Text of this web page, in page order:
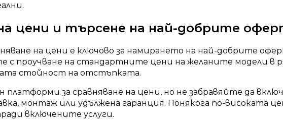
цени и търсене на най-добрите
на цени е ключово за намирането на най-добрите
с проучване на стандартните цени на желаните модели в
стойност на отстъпката.
платформи за сравняване на цени, но не забравяйте да
монтаж или удължена гаранция. Понякога по-високата
включените услуги.